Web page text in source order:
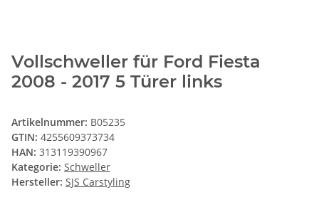
Vollschweller für Ford Fiesta
2008 - 2017 5 Türer links
Artikelnummer: B05235
GTIN: 4255609373734
HAN: 313119390967
Kategorie: Schweller
Hersteller: SJS Carstyling